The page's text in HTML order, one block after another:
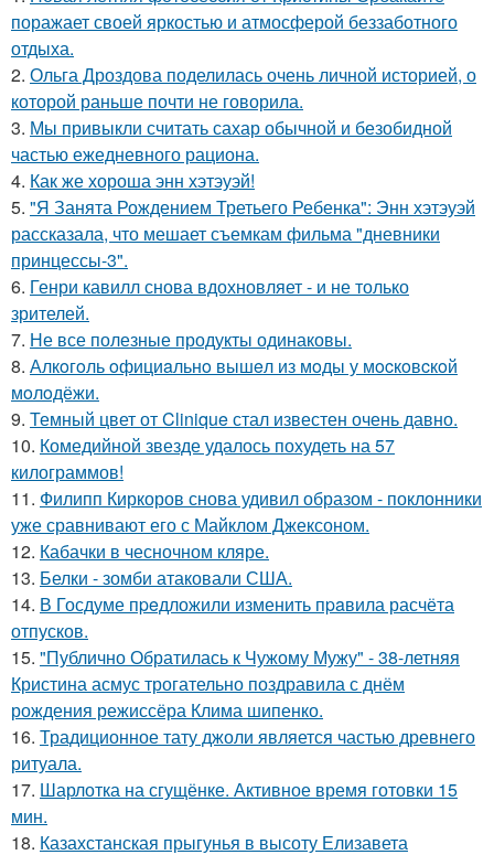
поражает своей яркостью и атмосферой беззаботного
отдыха.
2. Ольга Дроздова поделилась очень личной историей, о
которой раньше почти не говорила.
3. Мы привыкли считать сахар обычной и безобидной
частью ежедневного рациона.
4. Как же хороша энн хэтэуэй!
5. "Я Занята Рождением Третьего Ребенка": Энн хэтэуэй
рассказала, что мешает съемкам фильма "дневники
принцессы-3".
6. Генри кавилл снова вдохновляет - и не только
зрителей.
7. Не все полезные продукты одинаковы.
8. Алкoгoль oфициaльнo вышeл из мoды у мocкoвcкoй
мoлoдёжи.
9. Темный цвет от Clinique стал известен очень давно.
10. Комедийной звезде удалось похудеть на 57
килограммов!
11. Филипп Киркоров снова удивил образом - поклонники
уже сравнивают его с Майклом Джексоном.
12. Кабачки в чесночном кляре.
13. Белки - зомби атаковали США.
14. В Госдуме пpeдложили изменить пpaвила расчёта
отпусков.
15. "Публично Обратилась к Чужому Мужу" - 38-летняя
Кристина асмус трогательно поздравила с днём
рождения режиссёра Клима шипенко.
16. Традиционное тату джоли является частью древнего
ритуала.
17. Шарлотка на сгущёнке. Активное время готовки 15
мин.
18. Казахстанская прыгунья в высоту Елизавета